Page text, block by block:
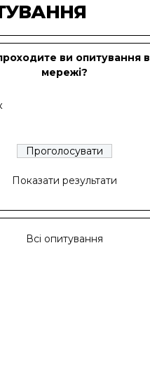
ви опитування в
мережі?
Показати результати
Всі опитування